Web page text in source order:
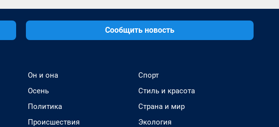
Сообщить новость
Он и она
Осень
Политика
Происшествия
Спорт
Стиль и красота
Страна и мир
Экология